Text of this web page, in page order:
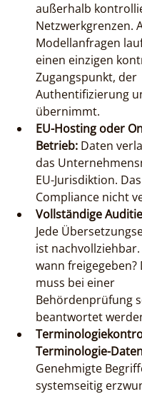
außerhalb
Netzwerkgrenzen.
Modellanfragen
einen einzigen
Zugangspunkt, der
Authentifizierung
übernimmt.
EU-Hosting oder
Betrieb: Daten
das
EU-Jurisdiktion.
Compliance nicht
Vollständige
Jede
ist
wann freigegeben?
muss bei einer
Behördenprüfung
beantwortet
Terminologie-
Genehmigte
systemseitig